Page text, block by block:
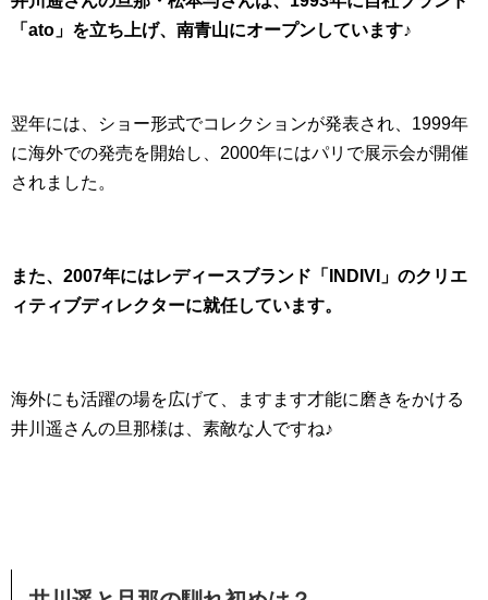
「ato」を立ち上げ、南青山にオープンしています♪
翌年には、ショー形式でコレクションが発表され、1999年
に海外での発売を開始し、2000年にはパリで展示会が開催
されました。
また、2007年にはレディースブランド「INDIVI」のクリエ
ィティブディレクターに就任しています。
海外にも活躍の場を広げて、ますます才能に磨きをかける
井川遥さんの旦那様は、素敵な人ですね♪